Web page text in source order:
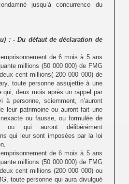
jusqu’à concurrence du
: - Du défaut de déclaration de
emprisonnement de 6 mois à 5 ans
millions (50 000 000) de FMG
cent millions( 200 000 000) de
toute personne assujettie à une
qui, deux mois après un rappel par
à personne, sciemment, n’auront
leur patrimoine ou auront fait une
ou fausse, ou formulée de
ou qui auront délibérément
qui leur sont imposées par la loi
emprisonnement de 6 mois à 5 ans
millions (50 000 000) de FMG
cent millions (200 000 000) ou
toute personne qui aura divulgué